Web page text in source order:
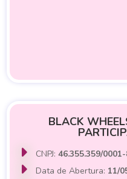
BLACK
CNPJ:46.355.359/
Data de Abertura: 11/